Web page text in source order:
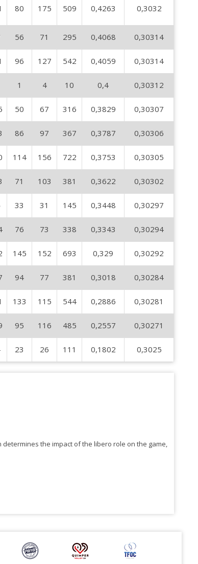
80 175 509 0,4263 0,3032
56 71 295 0,4068 0,30314
96 127 542 0,4059 0,30314
1 4 10 0,4 0,30312
50 67 316 0,3829 0,30307
86 97 367 0,3787 0,30306
114 156 722 0,3753 0,30305
71 103 381 0,3622 0,30302
33 31 145 0,3448 0,30297
76 73 338 0,3343 0,30294
145 152 693 0,329 0,30292
94 77 381 0,3018 0,30284
133 115 544 0,2886 0,30281
95 116 485 0,2557 0,30271
23 26 111 0,1802 0,3025
the impact of the libero role on the game,